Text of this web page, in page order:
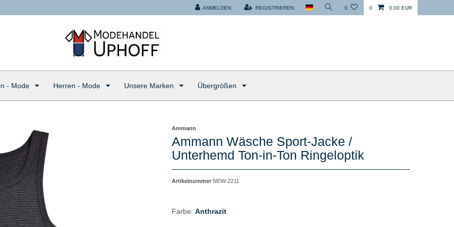
ANMELDEN REGISTRIEREN 0 0 0,00 EUR
- Mode Herren - Mode Unsere Marken Übergrößen
Ammann
Ammann Wäsche Sport-Jacke /
Unterhemd Ton-in-Ton Ringeloptik
Artikelnummer NEW-2211
Farbe: Anthrazit